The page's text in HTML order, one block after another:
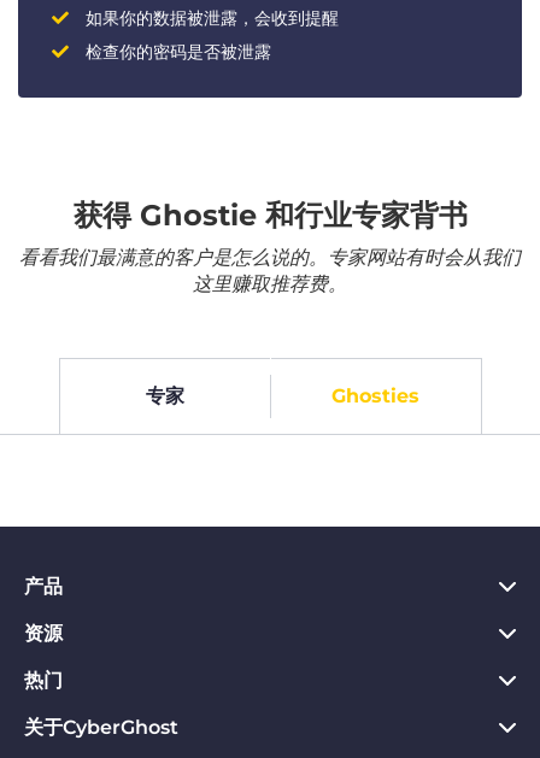
如果你的数据被泄露，会收到提醒
检查你的密码是否被泄露
获得 Ghostie 和行业专家背书
看看我们最满意的客户是怎么说的。专家网站有时会从我们
这里赚取推荐费。
专家 Ghosties
产品
PC VPN应用
Chrome VPN应用
Mac VPN应用
资源
VPN是什么
Privacy Hub
热门
CyberGhost VPN评价
关于CyberGhost